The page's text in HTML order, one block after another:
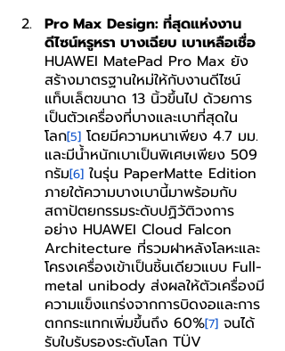
Pro Max Design: ที่สุดแห่งงาน
ดีไซน์หรูหรา บางเฉียบ เบาเหลือเชื่อ
HUAWEI MatePad Pro Max ยัง
สร้างมาตรฐานใหม่ให้กับงานดีไซน์
แท็บเล็ตขนาด 13 นิ้วขึ้นไป ด้วยการ
เป็นตัวเครื่องที่บางและเบาที่สุดใน
โลก[5] โดยมีความหนาเพียง 4.7 มม.
และมีน้ำหนักเบาเป็นพิเศษเพียง 509
กรัม[6] ในรุ่น PaperMatte Edition
ภายใต้ความบางเบานี้มาพร้อมกับ
สถาปัตยกรรมระดับปฏิวัติวงการ
อย่าง HUAWEI Cloud Falcon
Architecture ที่รวมฝาหลังโลหะและ
โครงเครื่องเข้าเป็นชิ้นเดียวแบบ Full-
metal unibody ส่งผลให้ตัวเครื่องมี
ความแข็งแกร่งจากการบิดงอและการ
ตกกระแทกเพิ่มขึ้นถึง 60%[7] จนได้
รับใบรับรองระดับโลก TÜV